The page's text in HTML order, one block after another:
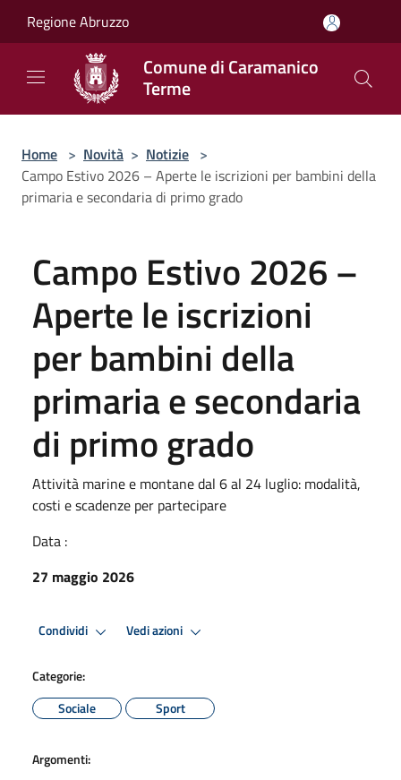
Regione Abruzzo
Comune di Caramanico
Terme
Home > Novità > Notizie >
Campo Estivo 2026 – Aperte le iscrizioni per bambini della
primaria e secondaria di primo grado
Campo Estivo 2026 –
Aperte le iscrizioni
per bambini della
primaria e secondaria
di primo grado
Attività marine e montane dal 6 al 24 luglio: modalità,
costi e scadenze per partecipare
Data :
27 maggio 2026
Condividi Vedi azioni
Categorie:
Sociale
Sport
Argomenti: